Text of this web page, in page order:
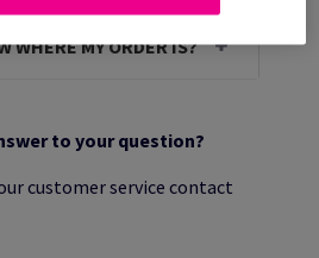
WHERE MY ORDER IS?
to your question?
customer service contact